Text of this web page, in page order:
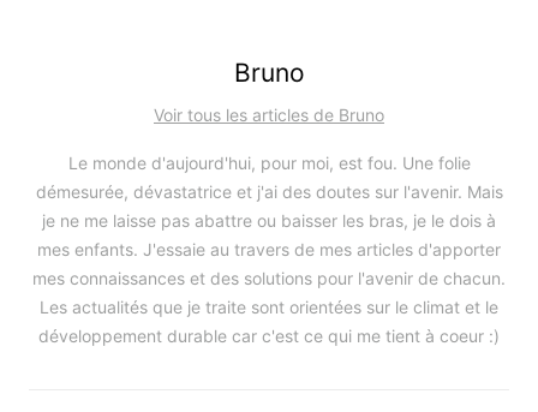
Bruno
Voir tous les articles de Bruno
Le monde d'aujourd'hui, pour moi, est fou. Une folie
démesurée, dévastatrice et j'ai des doutes sur l'avenir. Mais
je ne me laisse pas abattre ou baisser les bras, je le dois à
mes enfants. J'essaie au travers de mes articles d'apporter
mes connaissances et des solutions pour l'avenir de chacun.
Les actualités que je traite sont orientées sur le climat et le
développement durable car c'est ce qui me tient à coeur :)